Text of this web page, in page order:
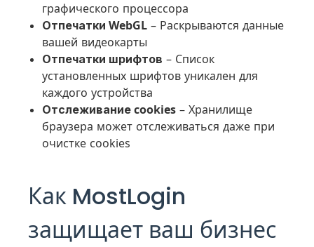
графического процессора
Отпечатки WebGL – Раскрываются данные
вашей видеокарты
Отпечатки шрифтов – Список
установленных шрифтов уникален для
каждого устройства
Отслеживание cookies – Хранилище
браузера может отслеживаться даже при
очистке cookies
Как MostLogin
защищает ваш бизнес